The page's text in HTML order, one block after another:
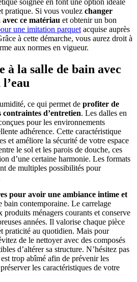
pratique. Si vous voulez changer
ce matériau et obtenir un bon
une imitation parquet acquise auprès
à cette démarche, vous aurez droit à
aux normes en vigueur.
à la salle de bain avec
ce qui permet de profiter de
contraintes d’entretien. Les dalles en
pour les environnements
adhérence. Cette caractéristique
et améliore la sécurité de votre espace
le sol et les parois de douche, ces
d’une certaine harmonie. Les formats
de multiples possibilités pour
pour avoir une ambiance intime et
bain contemporaine. Le carrelage
produits ménagers courants et conserve
années. Il valorise chaque pièce
praticité au quotidien. Mais pour
de le nettoyer avec des composés
d’altérer sa structure. N’hésitez pas
trop abîmé afin de prévenir les
les caractéristiques de votre